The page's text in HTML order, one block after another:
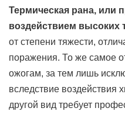
Термическая рана, или
воздействием высоких
от степени тяжести,
поражения. То же самое
ожогам, за тем лишь
вследствие воздействия
другой вид требует